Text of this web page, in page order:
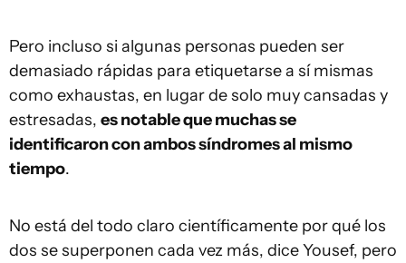
Pero incluso si algunas personas pueden ser
demasiado rápidas para etiquetarse a sí mismas
como exhaustas, en lugar de solo muy cansadas y
estresadas, es notable que muchas se
identificaron con ambos síndromes al mismo
tiempo.
No está del todo claro científicamente por qué los
dos se superponen cada vez más, dice Yousef, pero